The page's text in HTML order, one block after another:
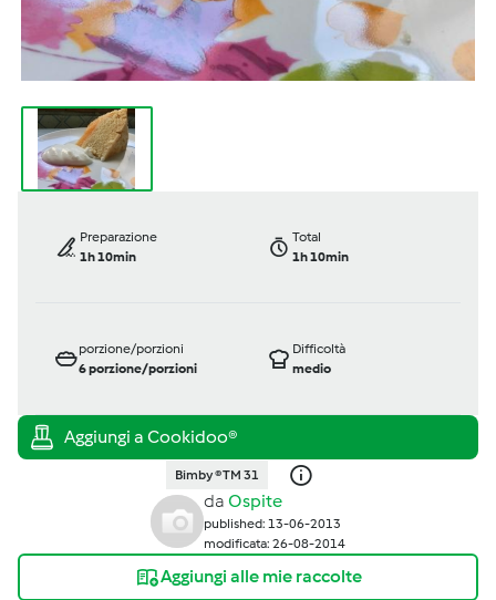
Preparazione
1h 10min
Total
1h 10min
porzione/porzioni
6porzione/porzioni
Difficoltà
medio
Bimby ® TM 31
da Ospite
published: 13-06-2013
modificata: 26-08-2014
Aggiungi alle mie raccolte